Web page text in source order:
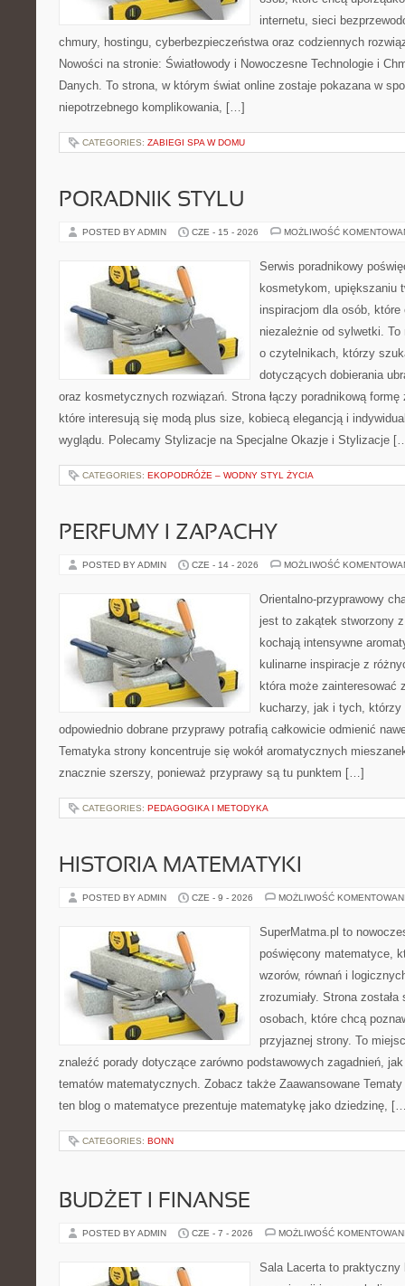
internetu, sieci
chmury, hostingu, cyberbezpieczeństwa oraz codziennych
Nowości na stronie: Światłowody i Nowoczesne Technologie i
Danych. To strona, w którym świat online zostaje pokazana w
niepotrzebnego komplikowania, […]
CATEGORIES: ZABIEGI SPA W DOMU
PORADNIK STYLU
POSTED BY ADMIN CZE - 15 - 2026 MOŻLIWOŚĆ
Serwis poradnikowy
kosmetykom, upiększaniu
inspiracjom dla osób,
niezależnie od sylwetki.
o czytelnikach, którzy
dotyczących dobierania
oraz kosmetycznych rozwiązań. Strona łączy poradnikową
które interesują się modą plus size, kobiecą elegancją i
wyglądu. Polecamy Stylizacje na Specjalne Okazje i Stylizacje
CATEGORIES: EKOPODRÓŻE – WODNY STYL ŻYCIA
PERFUMY I ZAPACHY
POSTED BY ADMIN CZE - 14 - 2026 MOŻLIWOŚĆ
Orientalno-przyprawowy
jest to zakątek stworzony
kochają intensywne
kulinarne inspiracje z
która może zainteresować
kucharzy, jak i tych, którzy
odpowiednio dobrane przyprawy potrafią całkowicie odmienić
Tematyka strony koncentruje się wokół aromatycznych
znacznie szerszy, ponieważ przyprawy są tu punktem […]
CATEGORIES: PEDAGOGIKA I METODYKA
HISTORIA MATEMATYKI
POSTED BY ADMIN CZE - 9 - 2026 MOŻLIWOŚĆ
SuperMatma.pl to
poświęcony matematyce,
wzorów, równań i
zrozumiały. Strona
osobach, które chcą
przyjaznej strony. To
znaleźć porady dotyczące zarówno podstawowych zagadnień,
tematów matematycznych. Zobacz także Zaawansowane
ten blog o matematyce prezentuje matematykę jako dziedzinę,
CATEGORIES: BONN
BUDŻET I FINANSE
POSTED BY ADMIN CZE - 7 - 2026 MOŻLIWOŚĆ
Sala Lacerta to praktyczny